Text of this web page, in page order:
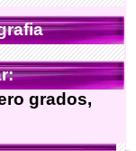
grados,